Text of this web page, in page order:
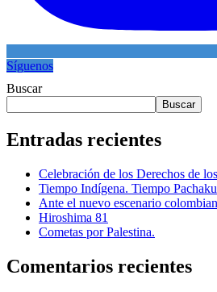
Síguenos
Buscar
Buscar
Entradas recientes
Celebración de los Derechos de
Tiempo Indígena. Tiempo
Ante el nuevo escenario
Hiroshima 81
Cometas por Palestina.
Comentarios recientes